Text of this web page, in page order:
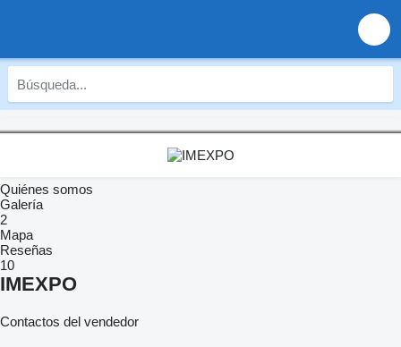
Quiénes somos
Galería
2
Mapa
Reseñas
10
IMEXPO
Contactos del vendedor